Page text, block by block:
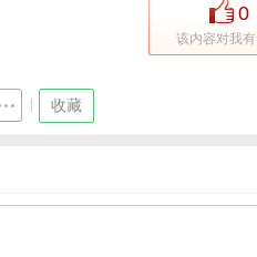
0
该内容对我
收藏